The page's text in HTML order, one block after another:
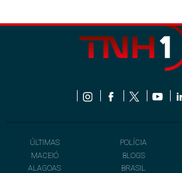
ÚLTIMAS
MACEIÓ
ALAGOAS
POLÍCIA
BLOGS
BRASIL